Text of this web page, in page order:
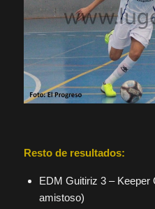
Resto de resultados:
EDM Guitiriz 3 – Keeper
amistoso)